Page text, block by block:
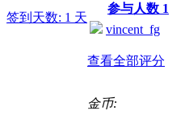
签到天数: 1 天
参与人数 1
vincent_fg
查看全部评分
金币: